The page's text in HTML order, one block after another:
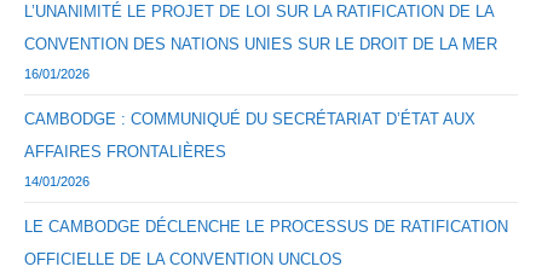
L’UNANIMITÉ LE PROJET DE LOI SUR LA RATIFICATION DE LA
CONVENTION DES NATIONS UNIES SUR LE DROIT DE LA MER
16/01/2026
CAMBODGE : COMMUNIQUÉ DU SECRÉTARIAT D’ÉTAT AUX
AFFAIRES FRONTALIÈRES
14/01/2026
LE CAMBODGE DÉCLENCHE LE PROCESSUS DE RATIFICATION
OFFICIELLE DE LA CONVENTION UNCLOS